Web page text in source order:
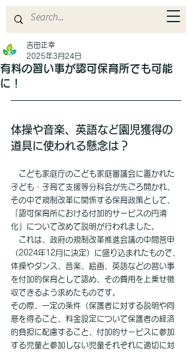
有料の習い事が認可保育所でも可能
に！
吉田正幸
2025年3月24日
体操や音楽、英語など園児獲得の
道具に使われる懸念は？
こども家庭庁のこども家庭審議会に置かれた
子ども・子育て支援等分科会が先ごろ開かれ、
その中で規制改革に関係する保育政策として、
「認可保育所における付加的サービスの円滑
化」について改めて説明が行われました。
これは、政府の規制改革推進会議の中間答申
（2024年12月に決定）に盛り込まれたもので、
体操やダンス、音楽、絵画、英語などの習い事
を付加的保育として認め、その費用を上乗せ徴
収できるよう求めたものです。
その際、一定の条件（保護者に対する説明や同
意を得ること、料金設定について保護者の経済
的負担に配慮すること、付加的サービスに参加
する児童と参加しない児童それぞれに適切に対